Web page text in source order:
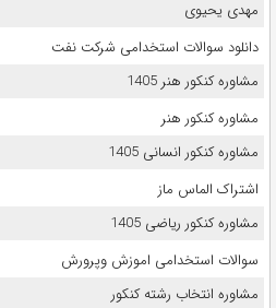
مهدی یحیوی
دانلود سوالات استخدامی شرکت نفت
مشاوره کنکور هنر 1405
مشاوره کنکور هنر
مشاوره کنکور انسانی 1405
اشتراک الماس ماز
مشاوره کنکور ریاضی 1405
سوالات استخدامی اموزش وپرورش
مشاوره انتخاب رشته کنکور